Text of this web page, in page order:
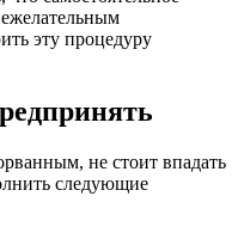
эту процедуру
не стоит впадать
следующие